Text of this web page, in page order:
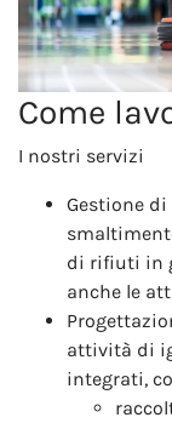
Come
I nostri servizi
Gestione
di rifiuti in
anche le
attività di
integrati,